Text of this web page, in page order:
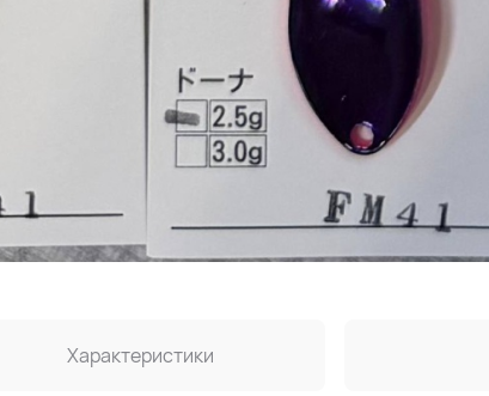
Характеристики